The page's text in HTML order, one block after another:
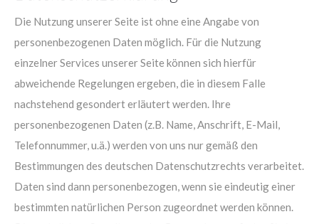
24h/ 365days
Mon - Fri 8:00am - 5:00pm(GMT +1)
Get in touch
Cybersteel Inc.
376-293 City Road, Suite 600
San Francisco, CA 94102
Die Nutzung unserer Seite ist ohne eine Angabe von
personenbezogenen Daten möglich. Für die Nutzung
einzelner Services unserer Seite können sich hierfür
abweichende Regelungen ergeben, die in diesem Falle
nachstehend gesondert erläutert werden. Ihre
personenbezogenen Daten (z.B. Name, Anschrift, E-Mail,
Telefonnummer, u.ä.) werden von uns nur gemäß den
Bestimmungen des deutschen Datenschutzrechts verarbeitet.
Daten sind dann personenbezogen, wenn sie eindeutig einer
bestimmten natürlichen Person zugeordnet werden können.